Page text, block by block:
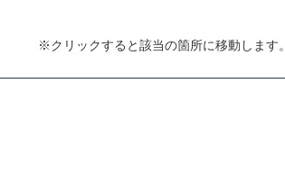
※クリックすると該当の箇所に移動します。